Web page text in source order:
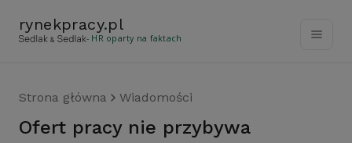
rynekpracy.pl
- HR oparty na faktach
Strona główna Wiadomości
Ofert pracy nie przybywa